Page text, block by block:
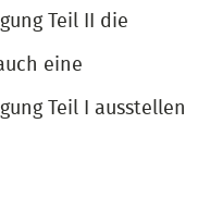
Teil II die
eine
Teil I ausstellen